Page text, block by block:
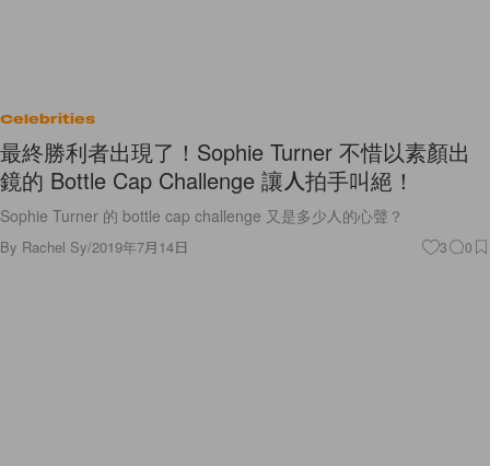
Celebrities
最終勝利者出現了！Sophie Turner 不惜以素顏出
鏡的 Bottle Cap Challenge 讓人拍手叫絕！
Sophie Turner 的 bottle cap challenge 又是多少人的心聲？
By Rachel Sy/2019年7月14日 3 0